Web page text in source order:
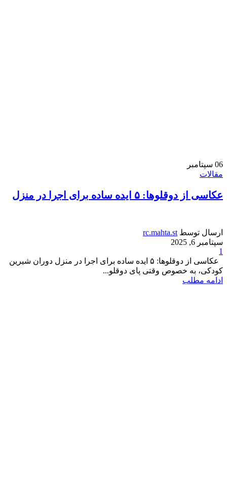
06 سپتامبر
مقالات
عکاسی از دوقلوها: ۵ ایده ساده برای اجرا در منزل
ارسال توسط rc.mahta.st
سپتامبر 6, 2025
1
عکاسی از دوقلوها: ۵ ایده ساده برای اجرا در منزل دوران شیرین
کودکی، به خصوص وقتی پای دوقلو...
ادامه مطلب